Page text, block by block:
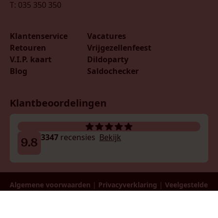
T: 035 350 350
Klantenservice
Retouren
V.I.P. kaart
Blog
Vacatures
Vrijgezellenfeest
Dildoparty
Saldochecker
Klantbeoordelingen
9.8 3347 recensies Bekijk
Algemene voorwaarden | Privacyverklaring | Veelgestelde